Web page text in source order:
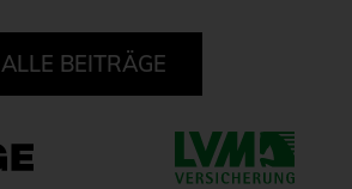
ALLE BEITRÄGE